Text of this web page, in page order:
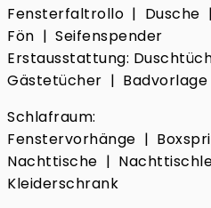
Fensterfaltrollo | Dusche
Fön | Seifenspender
Erstausstattung:
Gästetücher | Badvorlage
Schlafraum:
Fenstervorhänge |
Nachttische |
Kleiderschrank